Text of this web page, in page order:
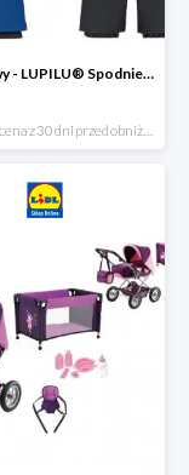
Hit cenowy - LUPILU® Spodnie narciarskie chłopięce